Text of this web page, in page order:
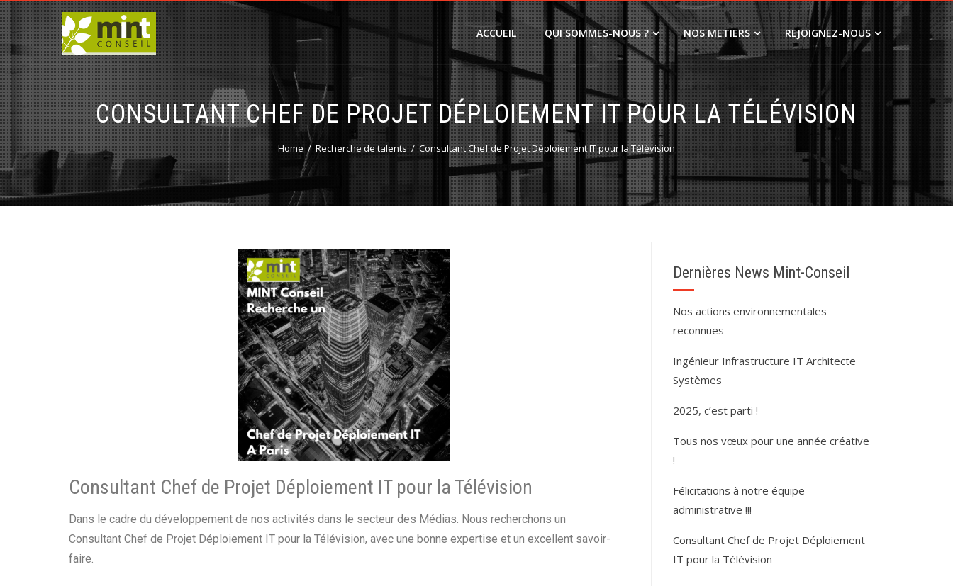
ACCUEIL QUI SOMMES-NOUS ? NOS METIERS REJOIGNEZ-NOUS
CONSULTANT CHEF DE PROJET DÉPLOIEMENT IT POUR LA TÉLÉVISION
Home Recherche de talents Consultant Chef de Projet Déploiement IT pour la Télévision
Consultant Chef de Projet Déploiement IT pour la Télévision
Dans le cadre du développement de nos activités dans le secteur des Médias. Nous recherchons un
Consultant Chef de Projet Déploiement IT pour la Télévision, avec une bonne expertise et un excellent savoir-
faire.
Dernières News Mint-Conseil
Nos actions environnementales
reconnues
Ingénieur Infrastructure IT Architecte
Systèmes
2025, c’est parti !
Tous nos vœux pour une année créative
!
Félicitations à notre équipe
administrative !!!
Consultant Chef de Projet Déploiement
IT pour la Télévision